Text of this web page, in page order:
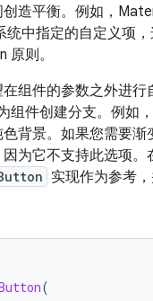
造平衡。例如，
统中指定的自定义项
原则。
组件的参数之外进行
组件创建分支。例如
背景。如果您需要渐
为它不支持此选项。
实现作为参考
(